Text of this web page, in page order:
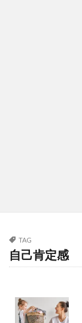
TAG
自己肯定感